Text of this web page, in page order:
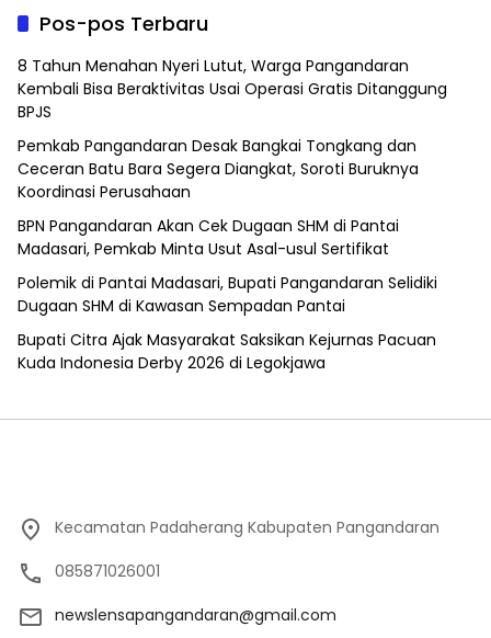
Pos-pos Terbaru
8 Tahun Menahan Nyeri Lutut, Warga Pangandaran
Kembali Bisa Beraktivitas Usai Operasi Gratis Ditanggung
BPJS
Pemkab Pangandaran Desak Bangkai Tongkang dan
Ceceran Batu Bara Segera Diangkat, Soroti Buruknya
Koordinasi Perusahaan
BPN Pangandaran Akan Cek Dugaan SHM di Pantai
Madasari, Pemkab Minta Usut Asal-usul Sertifikat
Polemik di Pantai Madasari, Bupati Pangandaran Selidiki
Dugaan SHM di Kawasan Sempadan Pantai
Bupati Citra Ajak Masyarakat Saksikan Kejurnas Pacuan
Kuda Indonesia Derby 2026 di Legokjawa
Kecamatan Padaherang Kabupaten Pangandaran
085871026001
newslensapangandaran@gmail.com